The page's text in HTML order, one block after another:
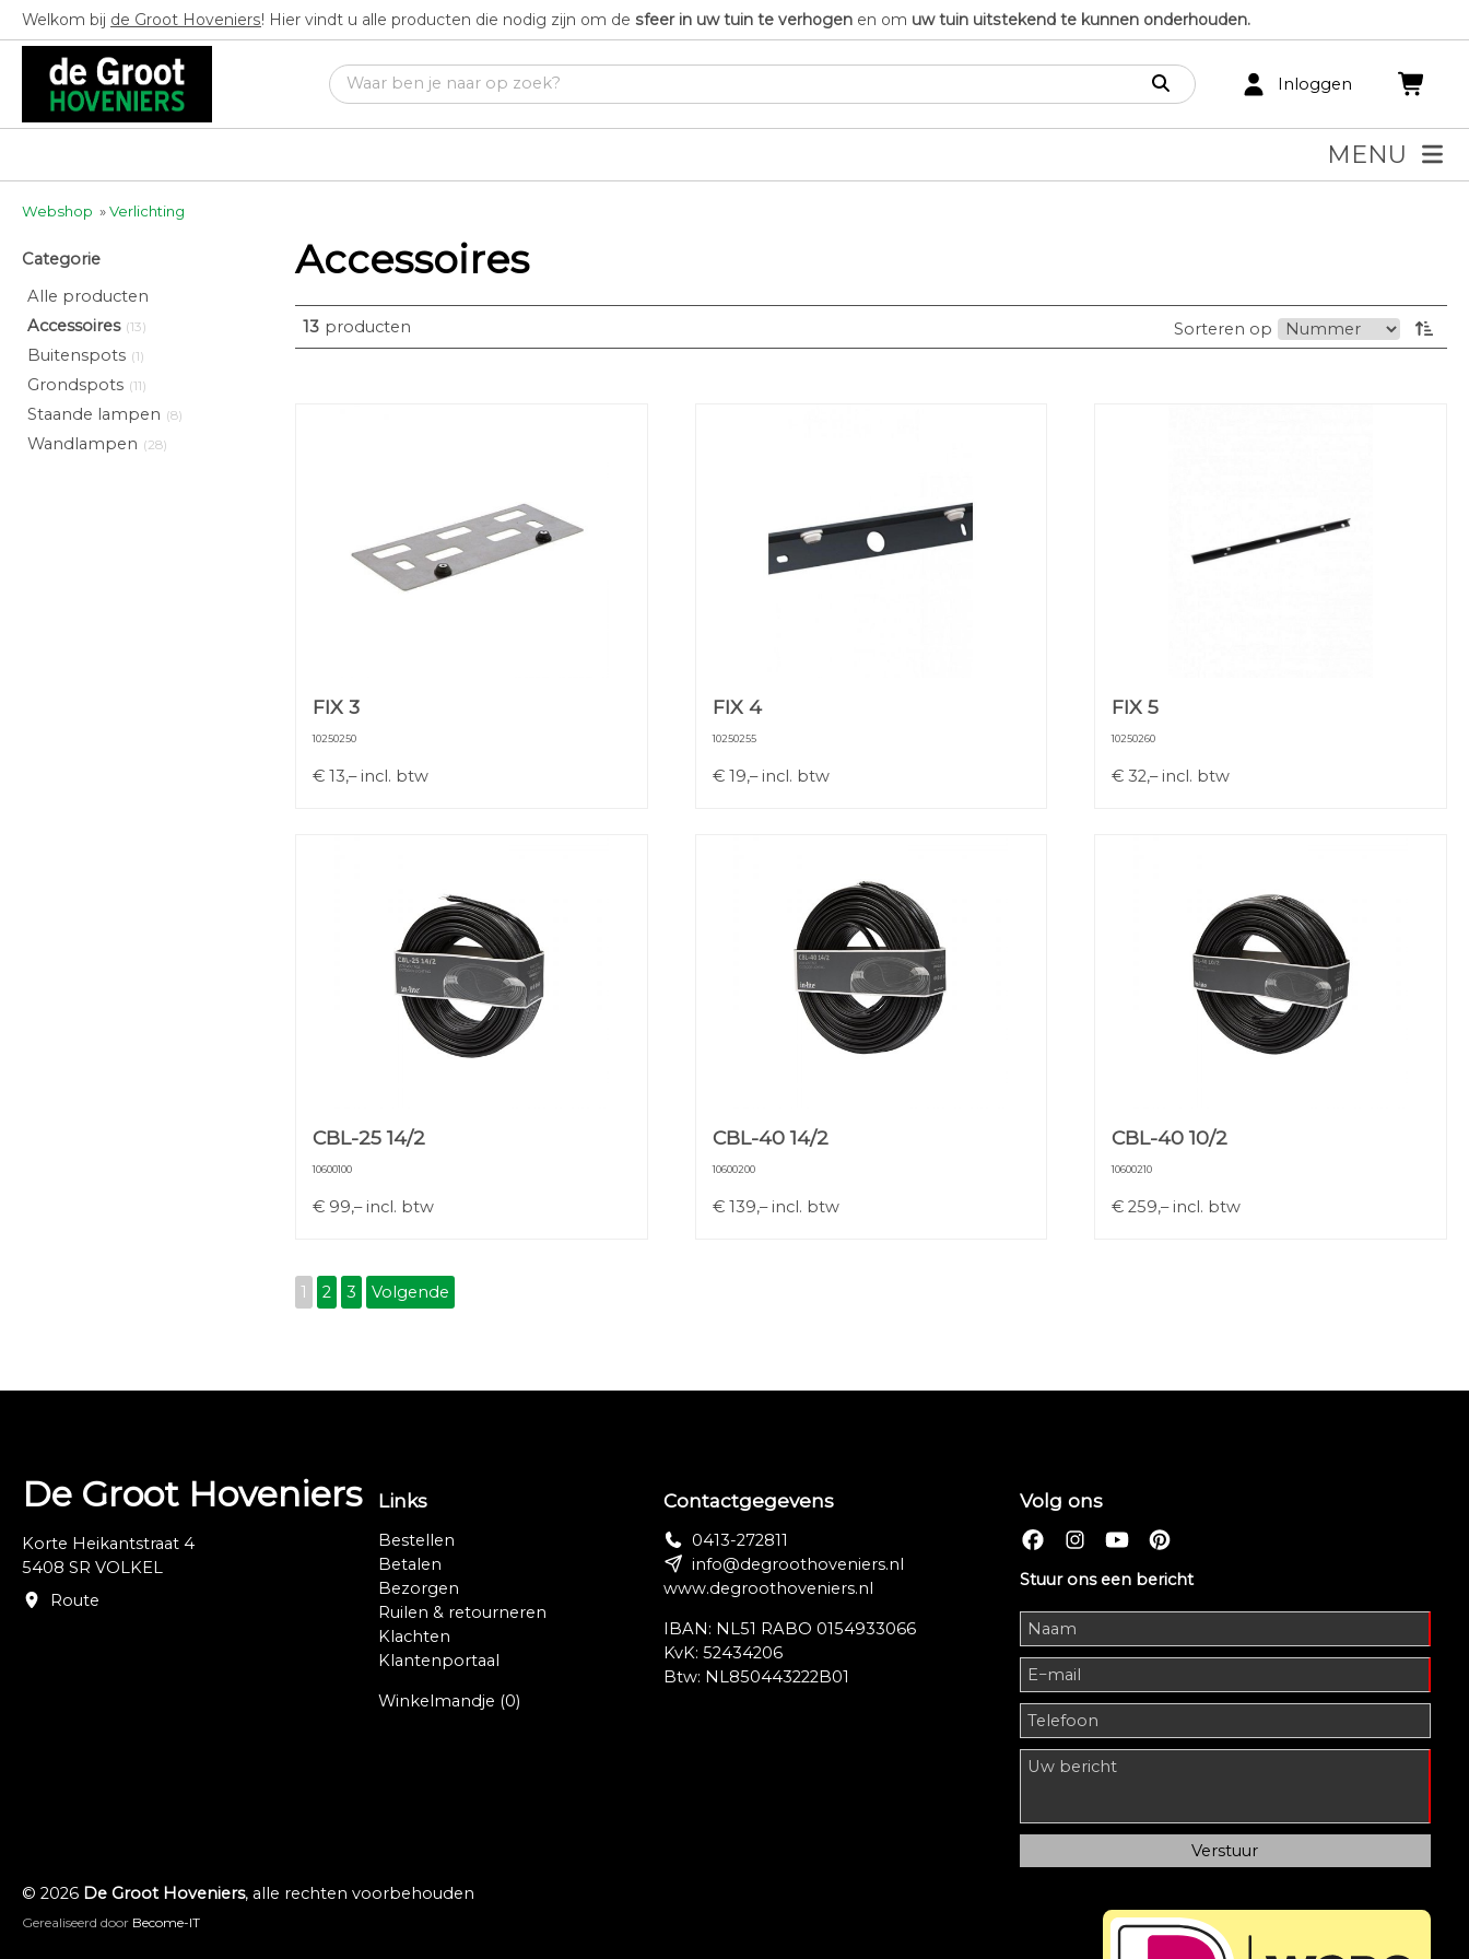
Welkom bij de Groot Hoveniers! Hier vindt u alle producten die nodig zijn om de sfeer in uw tuin te verhogen en om uw tuin uitstekend te kunnen onderhouden.
Inloggen
MENU
Webshop »Verlichting
Categorie
Alle producten
Accessoires (13)
Buitenspots (1)
Grondspots (11)
Staande lampen (8)
Wandlampen (28)
Accessoires
13 producten Sorteren op
FIX 3
10250250
€ 13,–incl. btw
FIX 4
10250255
€ 19,–incl. btw
FIX 5
10250260
€32,–incl. btw
CBL-25 14/2
10600100
€ 99,–incl. btw
CBL-40 14/2
10600200
€ 139,–incl. btw
CBL-40 10/2
10600210
€259,–incl. btw
1 2 3 Volgende
De Groot Hoveniers
Korte Heikantstraat 4
5408 SR VOLKEL
Route
Links
Bestellen
Betalen
Bezorgen
Ruilen & retourneren
Klachten
Klantenportaal
Winkelmandje (0)
Contactgegevens
0413-272811
info@degroothoveniers.nl
www.degroothoveniers.nl
IBAN: NL51 RABO 0154933066
KvK: 52434206
Btw: NL850443222B01
Volg ons
Stuur ons een bericht
© 2026 De Groot Hoveniers, alle rechten voorbehouden
Gerealiseerd door Become-IT